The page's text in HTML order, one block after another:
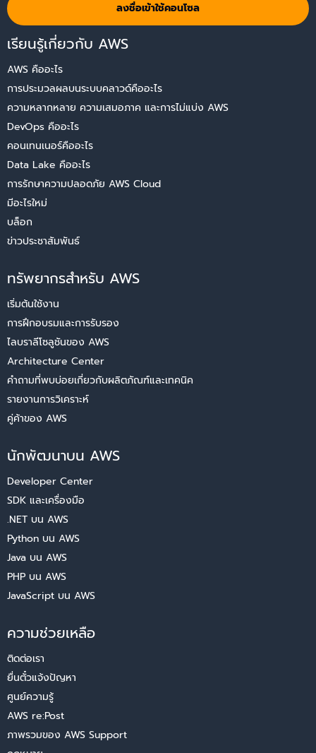
ลงชื่อเข้าใช้คอนโซล
เรียนรู้เกี่ยวกับ AWS
AWS คืออะไร
การประมวลผลบนระบบคลาวด์คืออะไร
ความหลากหลาย ความเสมอภาค และการไม่แบ่ง AWS
DevOps คืออะไร
คอนเทนเนอร์คืออะไร
Data Lake คืออะไร
การรักษาความปลอดภัย AWS Cloud
มีอะไรใหม่
บล็อก
ข่าวประชาสัมพันธ์
ทรัพยากรสำหรับ AWS
เริ่มต้นใช้งาน
การฝึกอบรมและการรับรอง
ไลบราลีโซลูชันของ AWS
Architecture Center
คำถามที่พบบ่อยเกี่ยวกับผลิตภัณฑ์และเทคนิค
รายงานการวิเคราะห์
คู่ค้าของ AWS
นักพัฒนาบน AWS
Developer Center
SDK และเครื่องมือ
.NET บน AWS
Python บน AWS
Java บน AWS
PHP บน AWS
JavaScript บน AWS
ความช่วยเหลือ
ติดต่อเรา
ยื่นตั๋วแจ้งปัญหา
ศูนย์ความรู้
AWS re:Post
ภาพรวมของ AWS Support